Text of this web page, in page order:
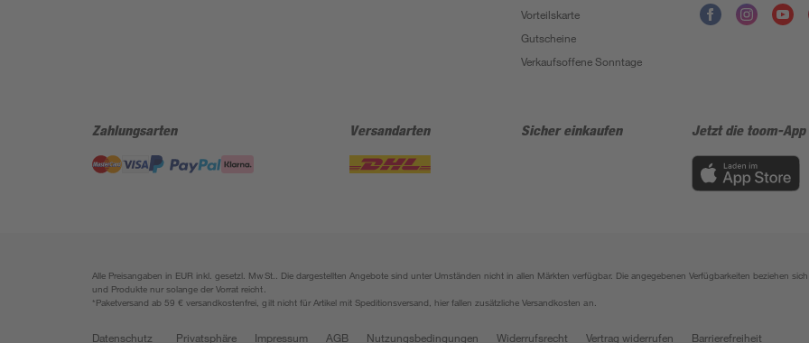
Vorteilskarte
Gutscheine
Verkaufsoffene Sonntage
Zahlungsarten Versandarten Sicher einkaufen Jetzt die toom-
Alle Preisangaben in EUR inkl. gesetzl. MwSt.. Die dargestellten Angebote sind unter Umständen nicht in allen Märkten verfügbar. Die angegebenen Verfügbarkeiten beziehen
und Produkte nur solange der Vorrat reicht.
*Paketversand ab 59 € versandkostenfrei, gilt nicht für Artikel mit Speditionsversand, hier fallen zusätzliche Versandkosten an.
Datenschutz Privatsphäre Impressum AGB Nutzungsbedingungen Widerrufsrecht Vertrag widerrufen Barrierefreiheit